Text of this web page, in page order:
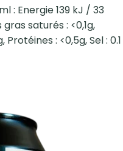
: Energie 139 kJ / 33
saturés : <0,1g,
: <0,5g, Sel : 0.1